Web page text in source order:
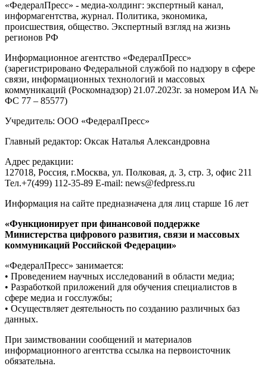
«ФедералПресс» - медиа-холдинг: экспертный канал,
информагентства, журнал. Политика, экономика,
происшествия, общество. Экспертный взгляд на жизнь
регионов РФ
Информационное агентство «ФедералПресс»
(зарегистрировано Федеральной службой по надзору в сфере
связи, информационных технологий и массовых
коммуникаций (Роскомнадзор) 21.07.2023г. за номером ИА №
ФС 77 – 85577)
Учредитель: ООО «ФедералПресс»
Главный редактор: Оксак Наталья Александровна
Адрес редакции:
127018, Россия, г.Москва, ул. Полковая, д. 3, стр. 3, офис 211
Тел.+7(499) 112-35-89 E-mail: news@fedpress.ru
Информация на сайте предназначена для лиц старше 16 лет
«Функционирует при финансовой поддержке
Министерства цифрового развития, связи и массовых
коммуникаций Российской Федерации»
«ФедералПресс» занимается:
• Проведением научных исследований в области медиа;
• Разработкой приложений для обучения специалистов в
сфере медиа и госслужбы;
• Осуществляет деятельность по созданию различных баз
данных.
При заимствовании сообщений и материалов
информационного агентства ссылка на первоисточник
обязательна.